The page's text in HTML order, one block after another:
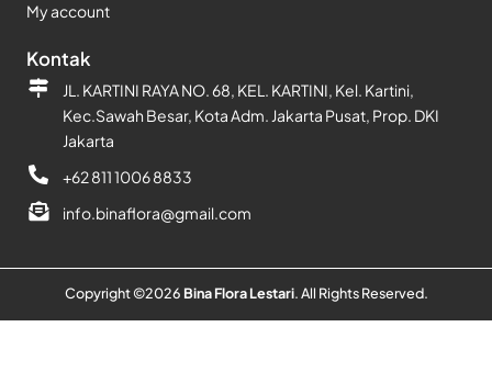
My account
Kontak
JL. KARTINI RAYA NO. 68, KEL. KARTINI, Kel. Kartini,
Kec.Sawah Besar, Kota Adm. Jakarta Pusat, Prop. DKI
Jakarta
+62 811 1006 8833
info.binaflora@gmail.com
Copyright ©2026 Bina Flora Lestari. All Rights Reserved.